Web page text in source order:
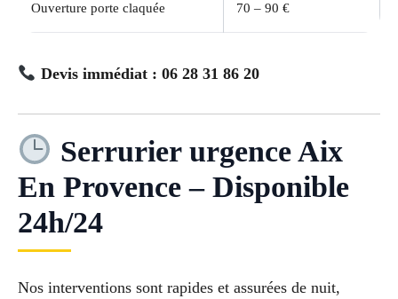
Ouverture porte claquée 70 – 90 €
Devis immédiat : 06 28 31 86 20
Serrurier urgence Aix
En Provence – Disponible
24h/24
Nos interventions sont rapides et assurées de nuit,